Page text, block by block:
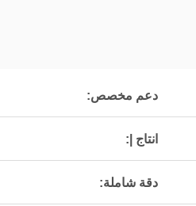
دعم مخصص:
انتاج |:
دقة شاملة: